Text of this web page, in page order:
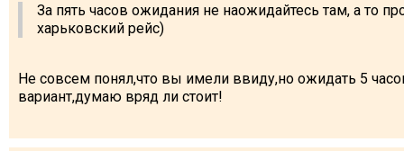
За пять часов ожидания не наожидайтесь там, а то
харьковский рейс)
Не совсем понял,что вы имели ввиду,но ожидать 5
вариант,думаю вряд ли стоит!